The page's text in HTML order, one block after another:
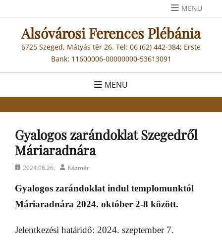
to
content
MENU
Alsóvárosi Ferences Plébánia
6725 Szeged, Mátyás tér 26. Tel: 06 (62) 442-384; Erste
Bank: 11600006-00000000-53613091
MENU
Gyalogos zarándoklat Szegedről
Máriaradnára
Posted2024.08.26. AuthorKázmér
Gyalogos zarándoklat indul templomunktól
Máriaradnára 2024. október 2-8 között.
Jelentkezési határidő: 2024. szeptember 7.